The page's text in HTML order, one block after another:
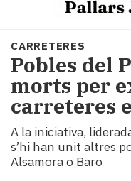
Societat
Política
municipis
Economia
i
turisme
Cultura
CARRETERES
Pobles del
morts per
carreteres
A la iniciativa,
s’hi han unit altres
Alsamora o Baro